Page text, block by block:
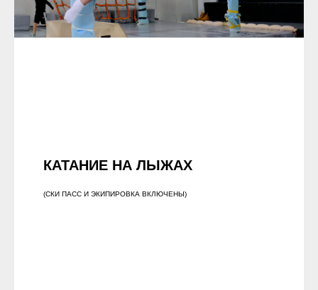
КАТАНИЕ НА ЛЫЖАХ
(СКИ ПАСС И ЭКИПИРОВКА ВКЛЮЧЕНЫ)